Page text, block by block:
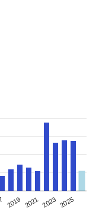
2019 2021 2023 2025